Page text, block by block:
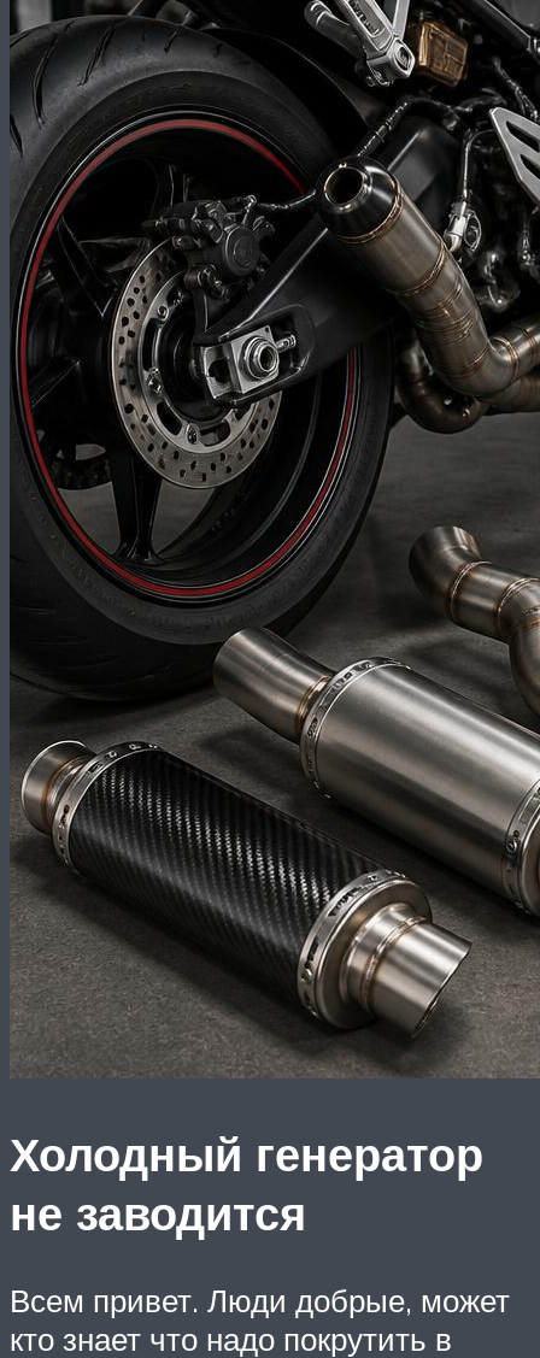
Холодный генератор
не заводится
Всем привет. Люди добрые, может
кто знает что надо покрутить в